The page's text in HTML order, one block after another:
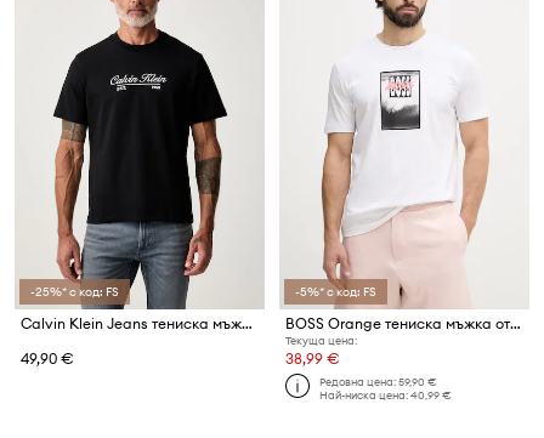
-25%* с код: FS
Calvin Klein Jeans тениска мъжка от памук
49,90 €
-5%* с код: FS
BOSS Orange тениска мъжка от памук
Текуща цена:
38,99 €
Редовна цена:59,90 €
Най-ниска цена:40,99 €